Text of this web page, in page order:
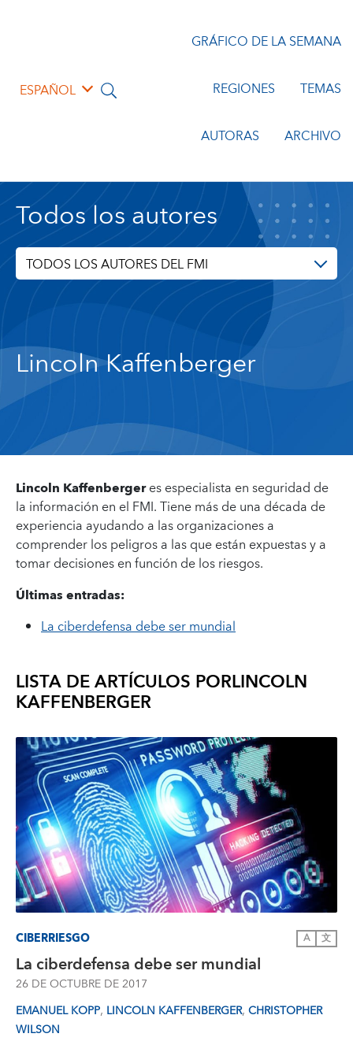
ESPAÑOL
GRÁFICO DE LA SEMANA
REGIONES TEMAS
AUTORAS ARCHIVO
Todos los autores
TODOS LOS AUTORES DEL FMI
Lincoln Kaffenberger
Lincoln Kaffenbergeres especialista en seguridad de
la información en el FMI. Tiene más de una década de
experiencia ayudando a las organizaciones a
comprender los peligros a las que están expuestas y a
tomar decisiones en función de los riesgos.
Últimas entradas:
La ciberdefensa debe ser mundial
LISTA DE ARTÍCULOS PORLINCOLN
KAFFENBERGER
CIBERRIESGO A 文
La ciberdefensa debe ser mundial
26 DE OCTUBRE DE 2017
EMANUEL KOPP, LINCOLN KAFFENBERGER, CHRISTOPHER
WILSON